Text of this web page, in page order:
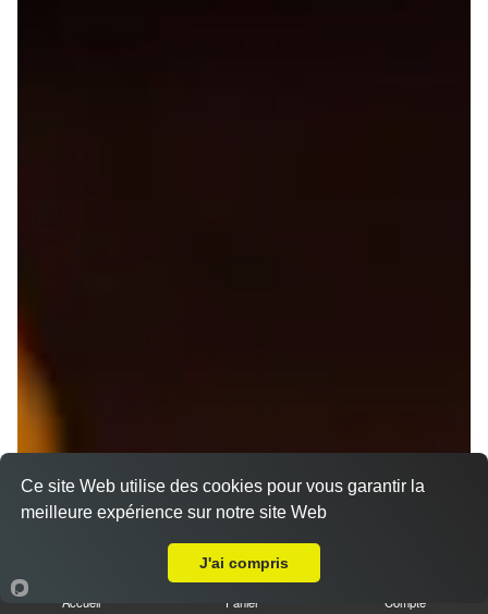
Accueil Panier Compte
Ce site Web utilise des cookies pour vous garantir la
meilleure expérience sur notre site Web
J'ai compris